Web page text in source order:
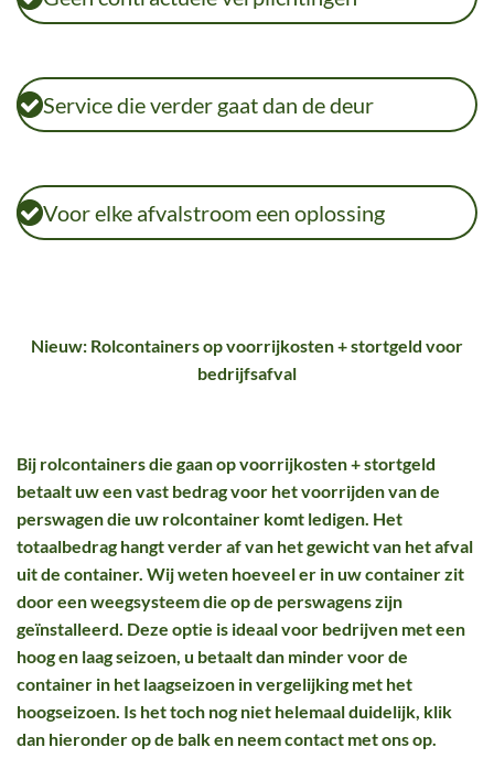
Service die verder gaat dan de deur
Voor elke afvalstroom een oplossing
Nieuw: Rolcontainers op voorrijkosten + stortgeld voor
bedrijfsafval
Bij rolcontainers die gaan op voorrijkosten + stortgeld
betaalt uw een vast bedrag voor het voorrijden van de
perswagen die uw rolcontainer komt ledigen. Het
totaalbedrag hangt verder af van het gewicht van het afval
uit de container. Wij weten hoeveel er in uw container zit
door een weegsysteem die op de perswagens zijn
geïnstalleerd. Deze optie is ideaal voor bedrijven met een
hoog en laag seizoen, u betaalt dan minder voor de
container in het laagseizoen in vergelijking met het
hoogseizoen. Is het toch nog niet helemaal duidelijk, klik
dan hieronder op de balk en neem contact met ons op.